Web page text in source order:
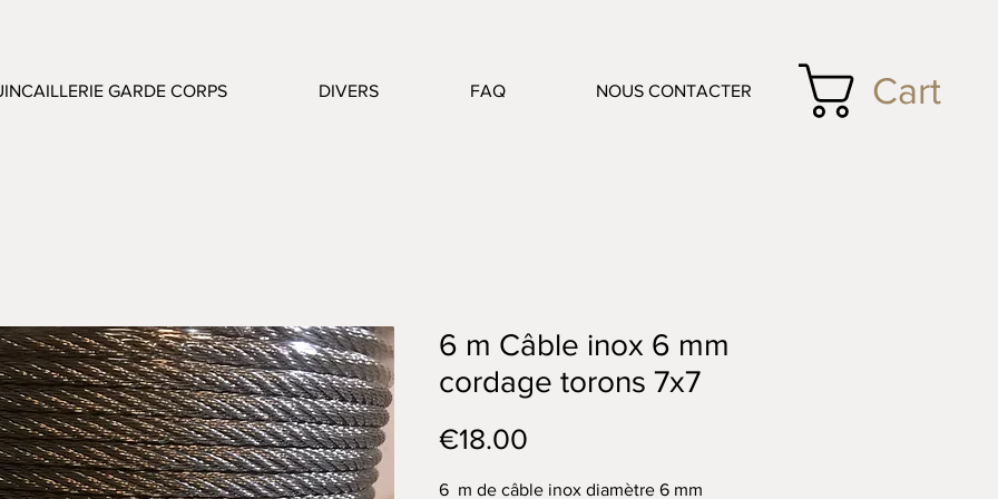
GARDE CORPS DIVERS FAQ NOUS CONTACTER Cart
6 m Câble inox 6 mm
cordage torons 7x7
€18.00
6 m de câble inox diamètre 6 mm